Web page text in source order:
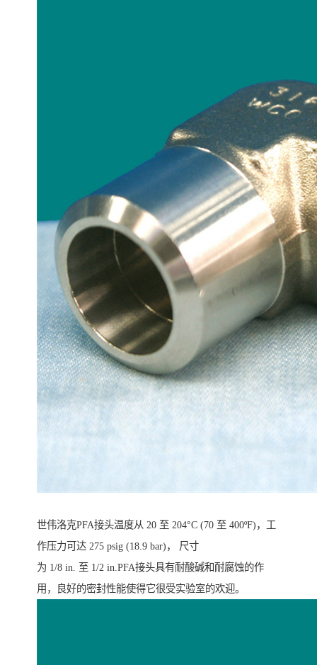
世伟洛克PFA接头温度从 20 至 204°C (70 至 400ºF)，工
作压力可达 275 psig (18.9 bar)， 尺寸
为 1/8 in. 至 1/2 in.PFA接头具有耐酸碱和耐腐蚀的作
用，良好的密封性能使得它很受实验室的欢迎。